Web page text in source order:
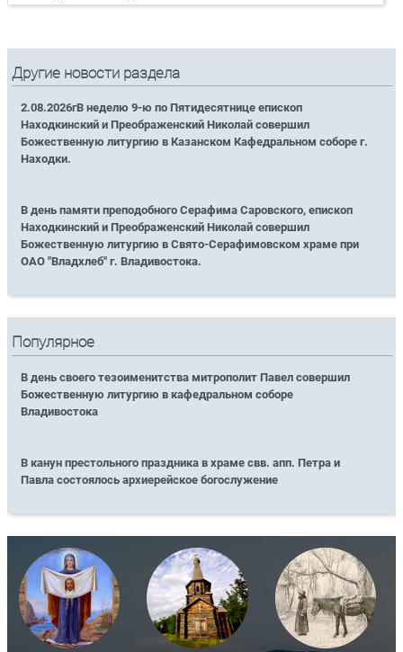
Другие новости раздела
2.08.2026гВ неделю 9-ю по Пятидесятнице епископ
Находкинский и Преображенский Николай совершил
Божественную литургию в Казанском Кафедральном соборе г.
Находки.
В день памяти преподобного Серафима Саровского, епископ
Находкинский и Преображенский Николай совершил
Божественную литургию в Свято-Серафимовском храме при
ОАО "Владхлеб" г. Владивостока.
Популярное
В день своего тезоименитства митрополит Павел совершил
Божественную литургию в кафедральном соборе
Владивостока
В канун престольного праздника в храме свв. апп. Петра и
Павла состоялось архиерейское богослужение